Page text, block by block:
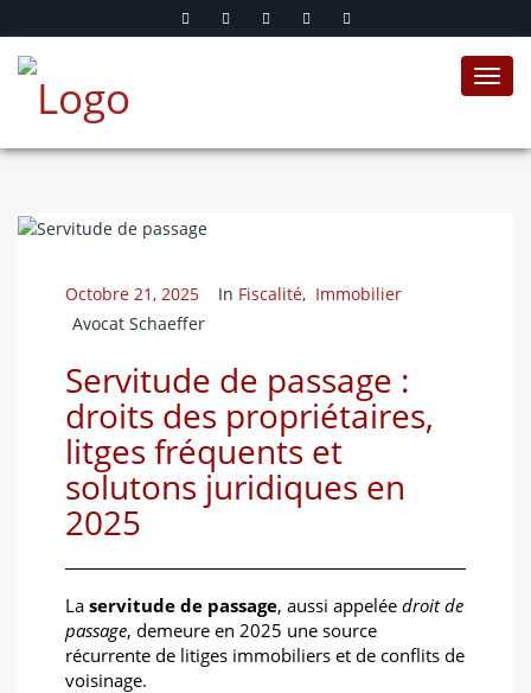
Octobre 21, 2025 In Fiscalité, Immobilier
Avocat Schaeffer
Servitude de passage :
droits des propriétaires,
litges fréquents et
solutons juridiques en
2025
La servitude de passage, aussi appelée droit de
passage, demeure en 2025 une source
récurrente de litiges immobiliers et de conflits de
voisinage.